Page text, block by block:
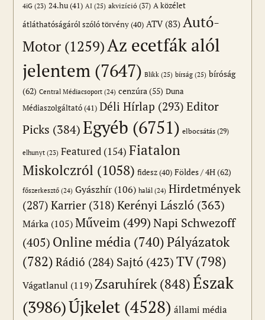
4iG (23) 24.hu(41) AI (25) akvizíció (37) A közélet
átláthatóságáról szóló törvény(40) ATV(83) Autó-
Motor (1259)Az ecetfák alól
jelentem (7647) Blikk (25) bírság (25) bíróság
(62) Central Médiacsoport (24) cenzúra(55) Duna
Médiaszolgáltató(41) Déli Hírlap (293) Editor
Picks (384)Egyéb (6751) elbocsátás (29)
elhunyt (23) Featured (154) Fiatalon
Miskolczról (1058) fidesz(40) Földes / 4H(62)
főszerkesztő (24) Gyászhír (106) halál (24) Hirdetmények
(287) Karrier(318) Kerényi László (363)
Márka (105) Műveim (499)Napi Schwezoff
(405) Online média (740)Pályázatok
(782) Rádió (284) Sajtó (423)TV(798)
Vágatlanul (119)Zsaruhírek(848)Észak
(3986)Újkelet (4528) állami média